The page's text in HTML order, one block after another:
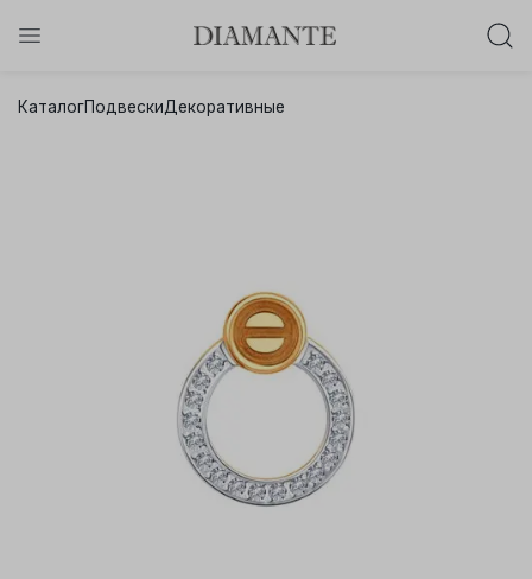
Осталось:
КаталогПодвескиДекоративные